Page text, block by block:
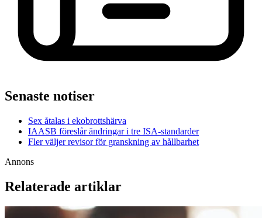
Senaste notiser
Sex åtalas i ekobrottshärva
IAASB föreslår ändringar i tre ISA-standarder
Fler väljer revisor för granskning av hållbarhet
Annons
Relaterade artiklar